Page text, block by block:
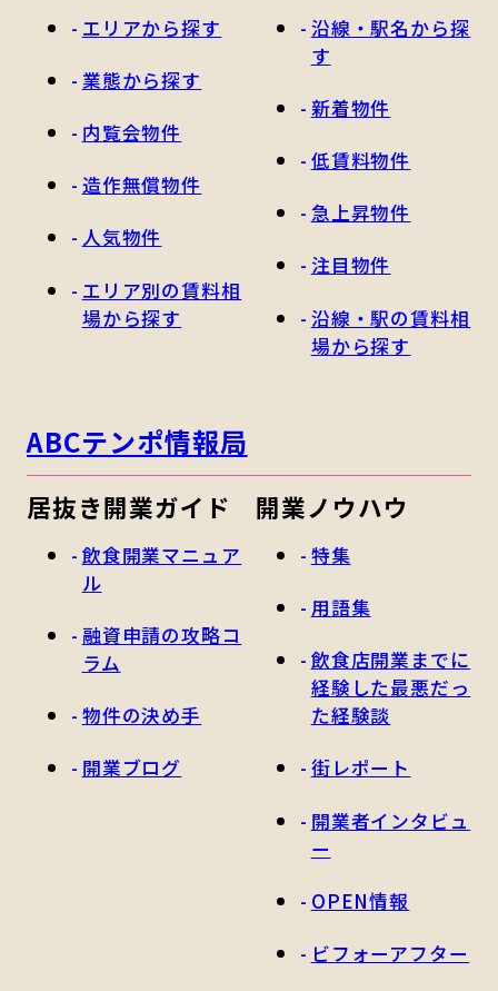
エリアから探す
業態から探す
内覧会物件
造作無償物件
人気物件
エリア別の賃料相
場から探す
沿線・駅名から探
す
新着物件
低賃料物件
急上昇物件
注目物件
沿線・駅の賃料相
場から探す
ABCテンポ情報局
居抜き開業ガイド
飲食開業マニュア
ル
融資申請の攻略コ
ラム
物件の決め手
開業ブログ
開業ノウハウ
特集
用語集
飲食店開業までに
経験した最悪だっ
た経験談
街レポート
開業者インタビュ
ー
OPEN情報
ビフォーアフター